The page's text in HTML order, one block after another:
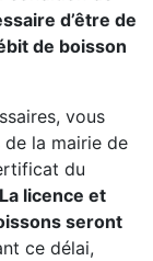
d’être de
de boisson
vous
la mairie de
du
La licence et
seront
ce délai,